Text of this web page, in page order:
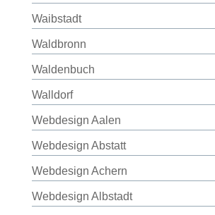
Waibstadt
Waldbronn
Waldenbuch
Walldorf
Webdesign Aalen
Webdesign Abstatt
Webdesign Achern
Webdesign Albstadt